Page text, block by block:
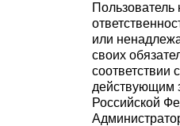
Пользователь
или
своих
соответствии
действующим
Российской